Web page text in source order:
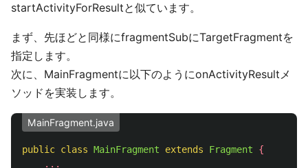
startActivityForResultと似ています。
まず、先ほどと同様にfragmentSubにTargetFragmentを
指定します。
次に、MainFragmentに以下のようにonActivityResultメ
ソッドを実装します。
MainFragment.java
public class MainFragment extends Fragment
{
...